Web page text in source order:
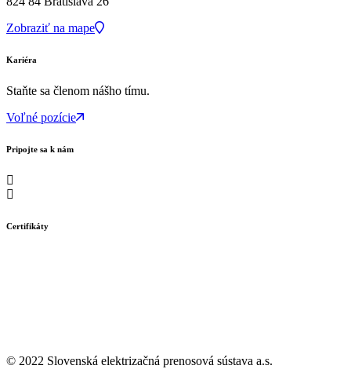
Zobraziť na mape
Kariéra
Staňte sa členom nášho tímu.
Voľné pozície
Pripojte sa k nám
Certifikáty
© 2022 Slovenská elektrizačná prenosová sústava a.s.